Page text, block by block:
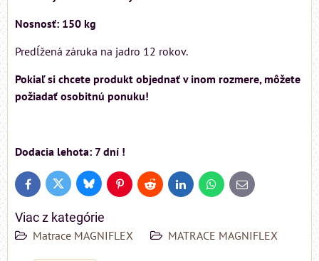
Nosnosť: 150 kg
Predĺžená záruka na jadro 12 rokov.
Pokiaľ si chcete produkt objednať v inom rozmere, môžete
požiadať osobitnú ponuku!
Dodacia lehota: 7 dní !
FacebookTwitter BlueskyPinterestReddit LinkedInWhatsApp
E-
mail
Viac z kategórie
Matrace MAGNIFLEX MATRACE MAGNIFLEX